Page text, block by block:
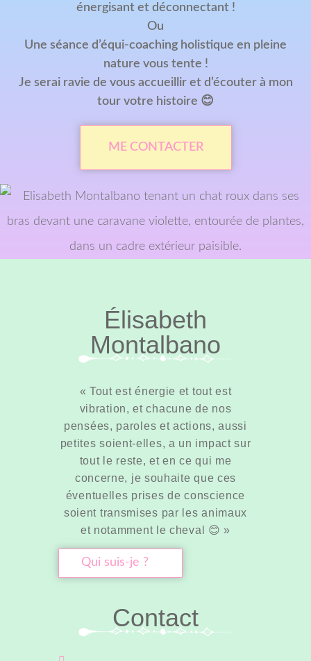
énergisant et déconnectant !
Ou
Une séance d’équi-coaching holistique en pleine
nature vous tente !
Je serai ravie de vous accueillir et d’écouter à mon
tour votre histoire 😊
ME CONTACTER
Élisabeth
Montalbano
« Tout est énergie et tout est
vibration, et chacune de nos
pensées, paroles et actions, aussi
petites soient-elles, a un impact sur
tout le reste, et en ce qui me
concerne, je souhaite que ces
éventuelles prises de conscience
soient transmises par les animaux
et notamment le cheval 😊 »
Qui suis-je ?
Contact